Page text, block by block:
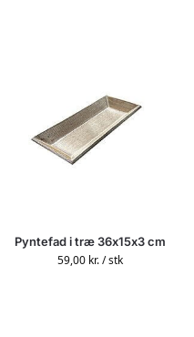
Pyntefad i træ 36x15x3 cm
59,00 kr. / stk